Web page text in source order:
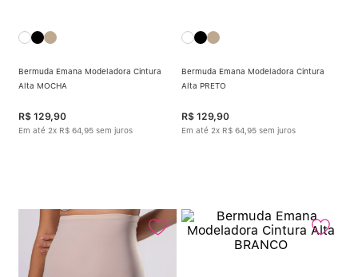
Bermuda Emana Modeladora Cintura
Alta MOCHA
R$ 129,90
Em até 2x R$ 64 95 sem juros
Bermuda Emana Modeladora Cintura
Alta PRETO
R$ 129,90
Em até 2x R$ 64 95 sem juros